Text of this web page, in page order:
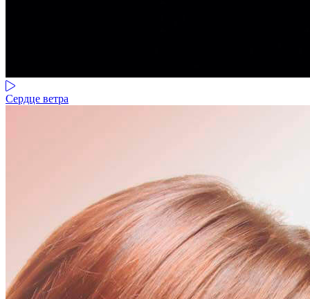
Сердце ветра